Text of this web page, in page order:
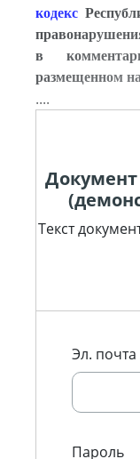
кодекс
в
размещенном
....
Текст
Эл. почта
Пароль